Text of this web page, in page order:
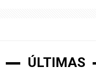
ÚLTIMAS